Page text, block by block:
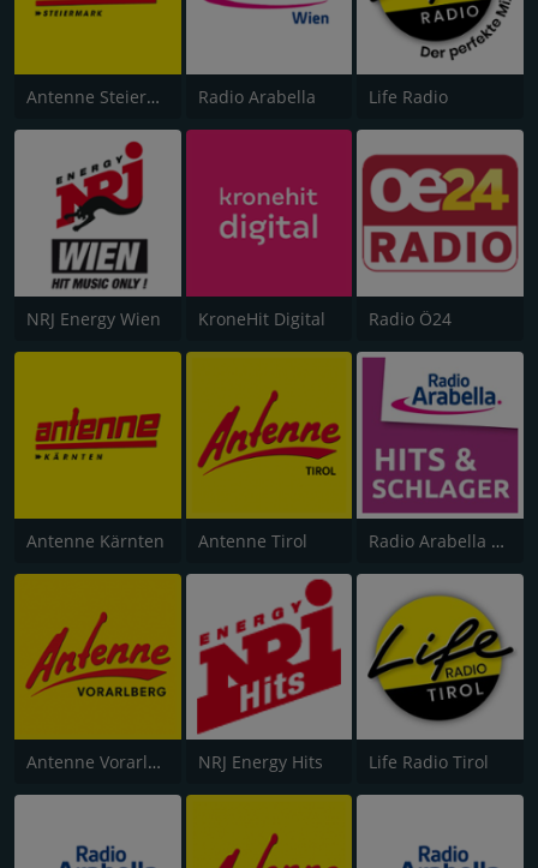
Antenne Steiermark Radio Arabella Life Radio
NRJ Energy Wien KroneHit Digital Radio Ö24
Antenne Kärnten Antenne Tirol Radio Arabella Melodie
Antenne Vorarlberg NRJ Energy Hits Life Radio Tirol